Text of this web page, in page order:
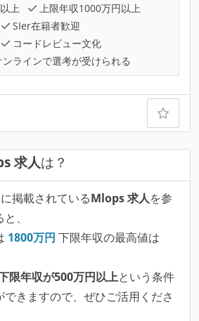
上
上限年収1000万円以上
SIer在籍者歓迎
コードレビュー文化
ンラインで選考が受けられる
求人は？
に掲載されているMlops 求人を参
、
1800万円 下限年収の最高値は
限年収が500万円以上という条件
きますので、ぜひご活用くださ